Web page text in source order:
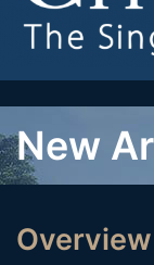
New
Overview